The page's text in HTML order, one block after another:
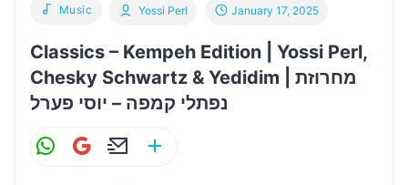
Music
Classics – Kempeh Edition | Yossi Perl,
Chesky Schwartz & Yedidim | מחרוזת
נפתלי קמפה – יוסי פערל
Yossi Perl January 17, 2025
W G
E